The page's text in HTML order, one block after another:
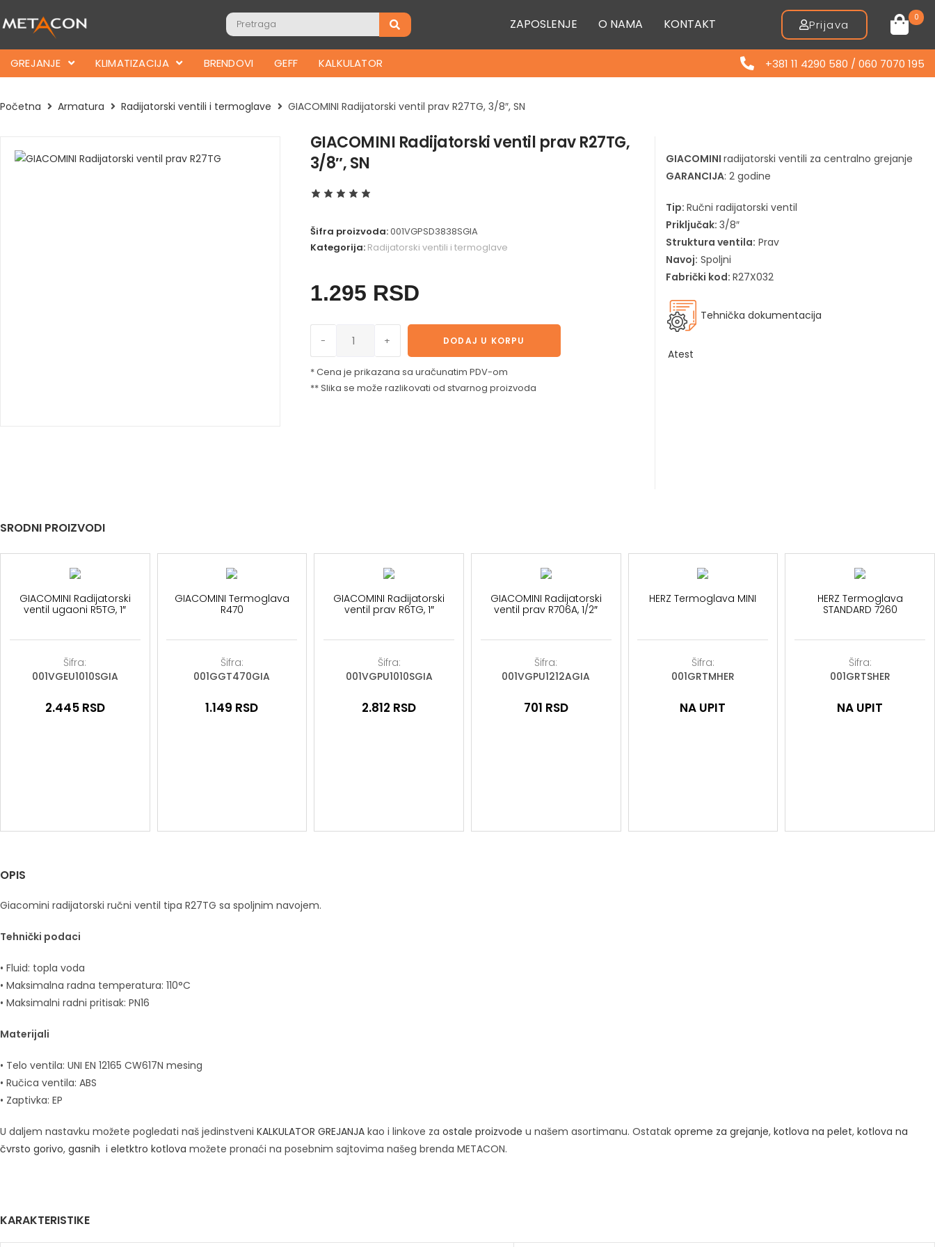
ZAPOSLENJE O NAMA KONTAKT Prijava 0
GREJANJE KLIMATIZACIJA BRENDOVI GEFF KALKULATOR +381 11 4290 580 / 060 7070 195
Početna Armatura Radijatorski ventili i termoglave GIACOMINI Radijatorski ventil prav R27TG, 3/8″, SN
GIACOMINI Radijatorski ventil prav R27TG,
3/8″, SN
Šifra proizvoda:001VGPSD3838SGIA
Kategorija: Radijatorski ventili i termoglave
1.295 RSD
- + DODAJ U KORPU
* Cena je prikazana sa uračunatim PDV-om
** Slika se može razlikovati od stvarnog proizvoda
GIACOMINI radijatorski ventili za centralno grejanje
GARANCIJA: 2 godine
Tip: Ručni radijatorski ventil
Priključak: 3/8″
Struktura ventila: Prav
Navoj: Spoljni
Fabrički kod: R27X032
Tehnička dokumentacija
Atest
SRODNI PROIZVODI
GIACOMINI Radijatorski
ventil ugaoni R5TG, 1″
Šifra:
001VGEU1010SGIA
2.445 RSD
GIACOMINI Termoglava
R470
Šifra:
001GGT470GIA
1.149 RSD
GIACOMINI Radijatorski
ventil prav R6TG, 1″
Šifra:
001VGPU1010SGIA
2.812 RSD
GIACOMINI Radijatorski
ventil prav R706A, 1/2″
Šifra:
001VGPU1212AGIA
701 RSD
HERZ Termoglava MINI
Šifra:
001GRTMHER
NA UPIT
HERZ Termoglava
STANDARD 7260
Šifra:
001GRTSHER
NA UPIT
OPIS
Giacomini radijatorski ručni ventil tipa R27TG sa spoljnim navojem.
Tehnički podaci
• Fluid: topla voda
• Maksimalna radna temperatura: 110°C
• Maksimalni radni pritisak: PN16
Materijali
• Telo ventila: UNI EN 12165 CW617N mesing
• Ručica ventila: ABS
• Zaptivka: EP
U daljem nastavku možete pogledati naš jedinstveni KALKULATOR GREJANJA kao i linkove za ostale proizvode u našem asortimanu. Ostatak opreme za grejanje, kotlova na pelet, kotlova na
čvrsto gorivo, gasnih i eletktro kotlova možete pronaći na posebnim sajtovima našeg brenda METACON.
KARAKTERISTIKE